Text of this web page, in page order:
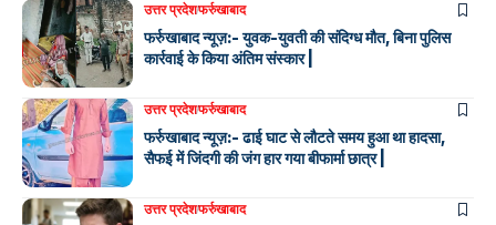
उत्तर प्रदेशफर्रुखाबाद
फर्रुखाबाद न्यूज़:- युवक-युवती की संदिग्ध मौत, बिना पुलिस
कार्रवाई के किया अंतिम संस्कार |
उत्तर प्रदेशफर्रुखाबाद
फर्रुखाबाद न्यूज़:- ढाई घाट से लौटते समय हुआ था हादसा,
सैफई में जिंदगी की जंग हार गया बीफार्मा छात्र |
उत्तर प्रदेशफर्रुखाबाद